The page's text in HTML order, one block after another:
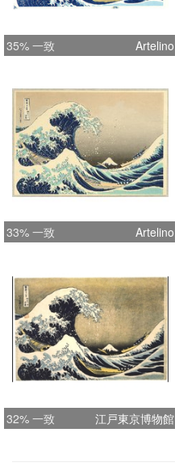
35% 一致 Artelino
33% 一致 Artelino
32% 一致 江戸東京博物館